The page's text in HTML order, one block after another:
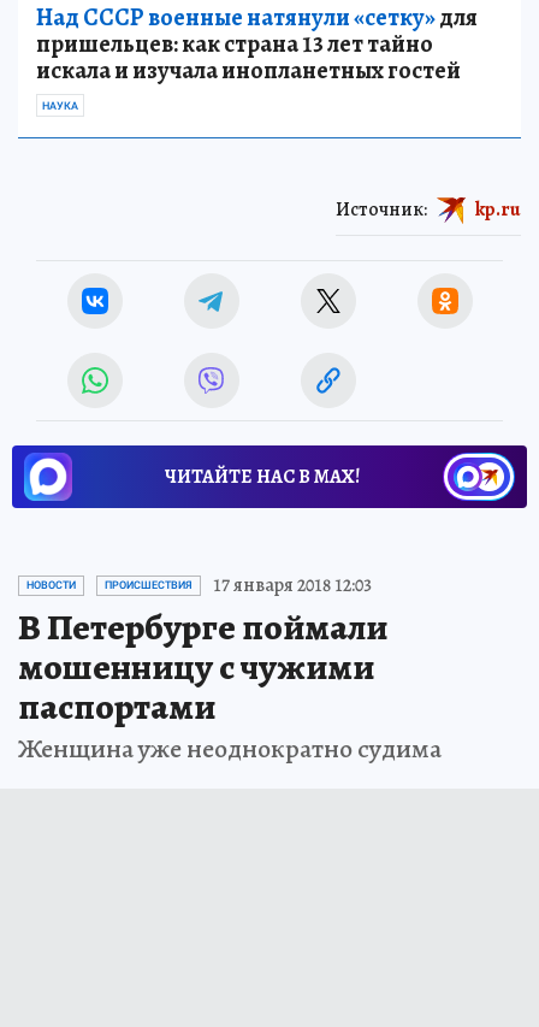
Над СССР военные натянули «сетку»для
пришельцев: как страна 13 лет тайно
искала и изучала инопланетных гостей
НАУКА
Источник: kp.ru
ЧИТАЙТЕ НАС В МАХ!
НОВОСТИ ПРОИСШЕСТВИЯ 17 января 2018 12:03
В Петербурге поймали
мошенницу с чужими
паспортами
Женщина уже неоднократно судима